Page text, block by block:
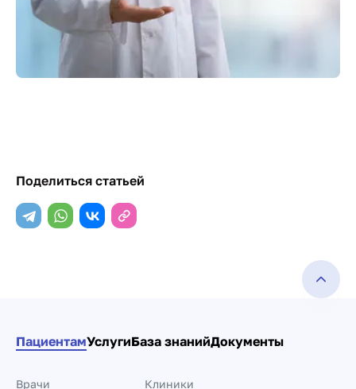
Поделиться статьей
ПациентамУслугиБаза знанийДокументы
Врачи Клиники